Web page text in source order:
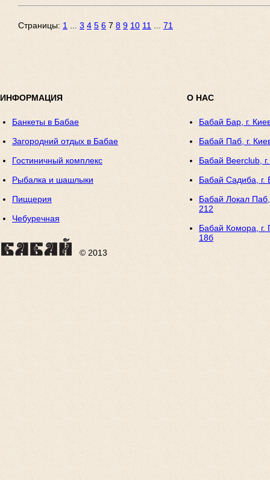
Страницы: 1 3 4 5 6 7 8 9 10 11 71
© 2013
ИНФОРМАЦИЯ
Банкеты в Бабае
Загородний отдых в Бабае
Гостиничный комплекс
Рыбалка и шашлыки
Пиццерия
Чебуречная
О НАС
Бабай Бар, г.
Бабай Паб, г.
Бабай Beerclub,
Бабай Садиба, г.
Бабай Локал
212
Бабай Комора, г.
18б